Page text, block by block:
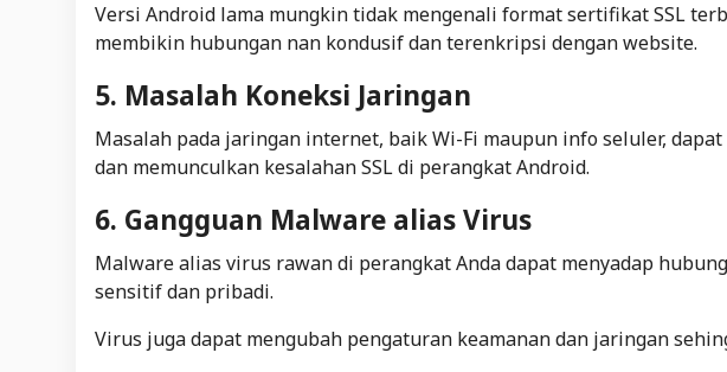
Versi Android lama mungkin tidak mengenali format sertifikat SSL
membikin hubungan nan kondusif dan terenkripsi dengan website.
5. Masalah Koneksi Jaringan
Masalah pada jaringan internet, baik Wi-Fi maupun info seluler,
dan memunculkan kesalahan SSL di perangkat Android.
6. Gangguan Malware alias Virus
Malware alias virus rawan di perangkat Anda dapat menyadap
sensitif dan pribadi.
Virus juga dapat mengubah pengaturan keamanan dan jaringan